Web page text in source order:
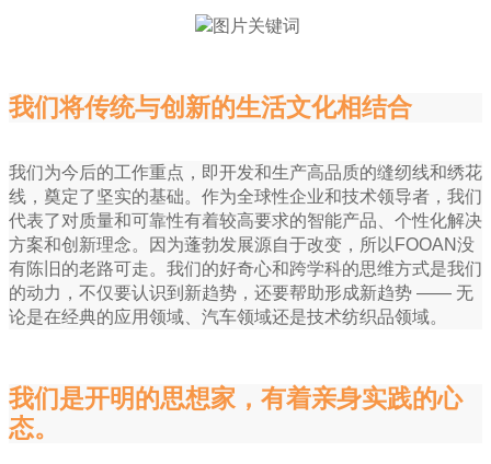
我们将传统与创新的生活文化相结合
我们为今后的工作重点，即开发和生产高品质的缝纫线和绣花
线，奠定了坚实的基础。作为全球性企业和技术领导者，我们
代表了对质量和可靠性有着较高要求的智能产品、个性化解决
方案和创新理念。因为蓬勃发展源自于改变，所以FOOAN没
有陈旧的老路可走。我们的好奇心和跨学科的思维方式是我们
的动力，不仅要认识到新趋势，还要帮助形成新趋势 —— 无
论是在经典的应用领域、汽车领域还是技术纺织品领域。
我们是开明的思想家，有着亲身实践的心
态。